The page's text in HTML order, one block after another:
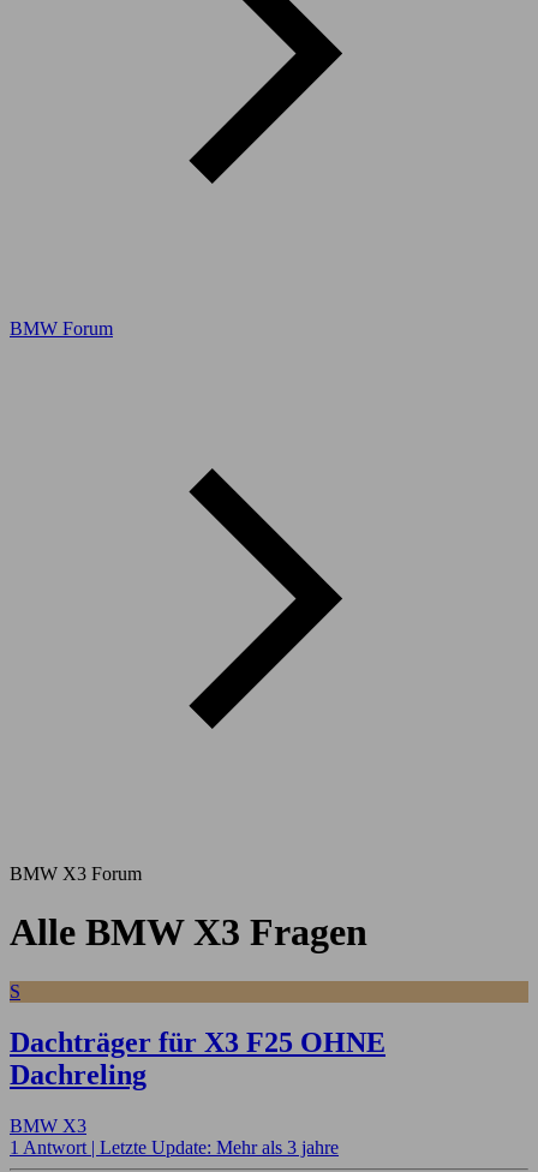
BMW Forum
BMW X3 Forum
Alle BMW X3 Fragen
S
Dachträger für X3 F25 OHNE
Dachreling
BMW X3
1 Antwort | Letzte Update: Mehr als 3 jahre